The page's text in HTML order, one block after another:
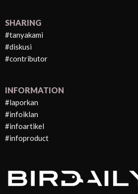
SHARING
#tanyakami
#diskusi
#contributor
INFORMATION
#laporkan
#infoiklan
#infoartikel
#infoproduct